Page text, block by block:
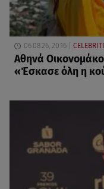
06.08.26, 20:16
Αθηνά
«Έσκασε όλη η